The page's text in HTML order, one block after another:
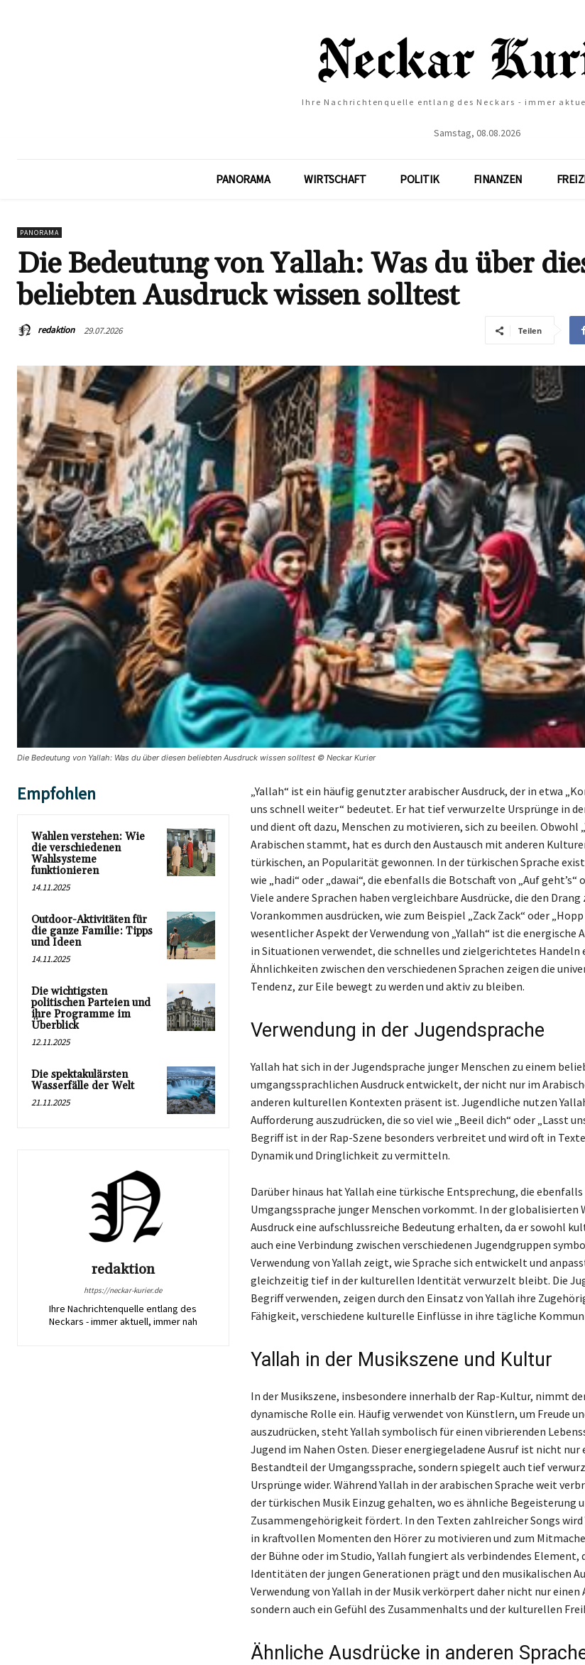
Ihre Nachrichtenquelle entlang des Neckars - immer
Samstag, 08.08.2026
PANORAMA WIRTSCHAFT POLITIK FINANZEN
PANORAMA
Die Bedeutung von Yallah: Was du über
beliebten Ausdruck wissen solltest
redaktion 29.07.2026 Teilen
Die Bedeutung von Yallah: Was du über diesen beliebten Ausdruck wissen solltest © Neckar Kurier
Empfohlen
Wahlen verstehen: Wie
die verschiedenen
Wahlsysteme
funktionieren
14.11.2025
Outdoor-Aktivitäten für
die ganze Familie: Tipps
und Ideen
14.11.2025
Die wichtigsten
politischen Parteien und
ihre Programme im
Überblick
12.11.2025
Die spektakulärsten
Wasserfälle der Welt
21.11.2025
redaktion
https://neckar-kurier.de
Ihre Nachrichtenquelle entlang des
Neckars - immer aktuell, immer nah
„Yallah“ ist ein häufig genutzter arabischer Ausdruck, der in etwa
uns schnell weiter“ bedeutet. Er hat tief verwurzelte Ursprünge in
und dient oft dazu, Menschen zu motivieren, sich zu beeilen. Obwohl
Arabischen stammt, hat es durch den Austausch mit anderen
türkischen, an Popularität gewonnen. In der türkischen Sprache
wie „hadi“ oder „dawai“, die ebenfalls die Botschaft von „Auf
Viele andere Sprachen haben vergleichbare Ausdrücke, die den
Vorankommen ausdrücken, wie zum Beispiel „Zack Zack“ oder „Hopp
wesentlicher Aspekt der Verwendung von „Yallah“ ist die energische
in Situationen verwendet, die schnelles und zielgerichtetes Handeln
Ähnlichkeiten zwischen den verschiedenen Sprachen zeigen die
Tendenz, zur Eile bewegt zu werden und aktiv zu bleiben.
Verwendung in der Jugendsprache
Yallah hat sich in der Jugendsprache junger Menschen zu einem
umgangssprachlichen Ausdruck entwickelt, der nicht nur im
anderen kulturellen Kontexten präsent ist. Jugendliche nutzen
Aufforderung auszudrücken, die so viel wie „Beeil dich“ oder „Lasst
Begriff ist in der Rap-Szene besonders verbreitet und wird oft in
Dynamik und Dringlichkeit zu vermitteln.
Darüber hinaus hat Yallah eine türkische Entsprechung, die
Umgangssprache junger Menschen vorkommt. In der globalisierten
Ausdruck eine aufschlussreiche Bedeutung erhalten, da er sowohl
auch eine Verbindung zwischen verschiedenen Jugendgruppen
Verwendung von Yallah zeigt, wie Sprache sich entwickelt und
gleichzeitig tief in der kulturellen Identität verwurzelt bleibt. Die
Begriff verwenden, zeigen durch den Einsatz von Yallah ihre
Fähigkeit, verschiedene kulturelle Einflüsse in ihre tägliche
Yallah in der Musikszene und Kultur
In der Musikszene, insbesondere innerhalb der Rap-Kultur, nimmt
dynamische Rolle ein. Häufig verwendet von Künstlern, um Freude
auszudrücken, steht Yallah symbolisch für einen vibrierenden
Jugend im Nahen Osten. Dieser energiegeladene Ausruf ist nicht nur
Bestandteil der Umgangssprache, sondern spiegelt auch tief
Ursprünge wider. Während Yallah in der arabischen Sprache weit
der türkischen Musik Einzug gehalten, wo es ähnliche Begeisterung
Zusammengehörigkeit fördert. In den Texten zahlreicher Songs
in kraftvollen Momenten den Hörer zu motivieren und zum
der Bühne oder im Studio, Yallah fungiert als verbindendes Element,
Identitäten der jungen Generationen prägt und den musikalischen
Verwendung von Yallah in der Musik verkörpert daher nicht nur einen
sondern auch ein Gefühl des Zusammenhalts und der kulturellen
Ähnliche Ausdrücke in anderen